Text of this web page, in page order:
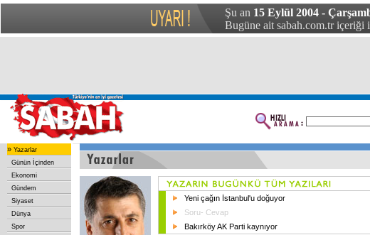
Şu an 15 Eylül 2004 -
Bugüne ait sabah.com.tr içeriği
» Yazarlar
Günün İçinden
Ekonomi
Gündem
Siyaset
Dünya
Spor
Yeni çağın İstanbul'u doğuyor
Soru- Cevap
Bakırköy AK Parti kaynıyor